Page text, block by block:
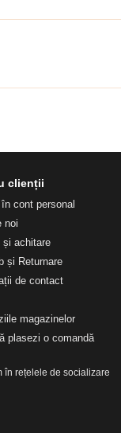
clienții
în cont personal
noi
și achitare
și Returnare
de contact
magazinelor
plasezi o comandă
în rețelele de socializare